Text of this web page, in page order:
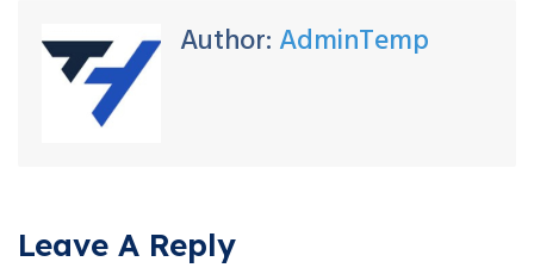
Author: AdminTemp
Leave A Reply